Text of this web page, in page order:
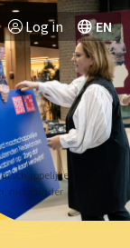
Log in EN
niet minder